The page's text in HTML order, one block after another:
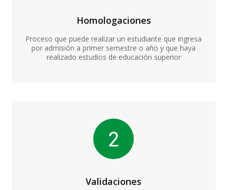
Homologaciones
Proceso que puede realizar un estudiante que ingresa
por admisión a primer semestre o año y que haya
realizado estudios de educación superior
Validaciones